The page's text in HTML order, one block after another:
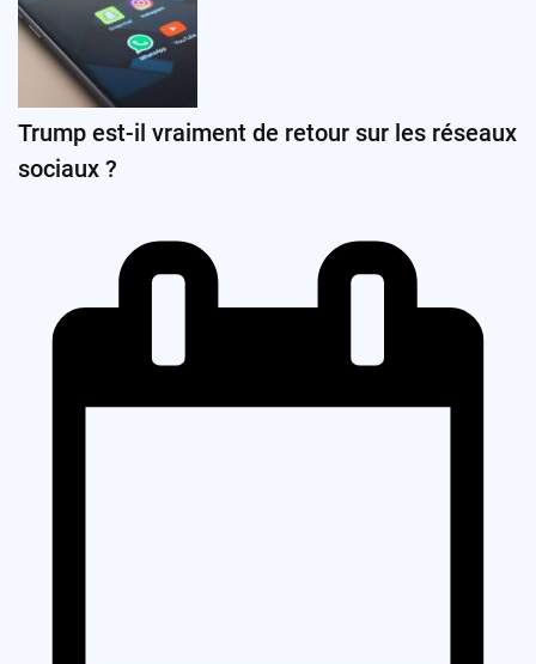
Trump est-il vraiment de retour sur les réseaux
sociaux ?